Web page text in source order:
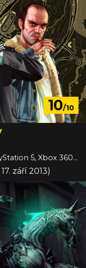
10/10
PC, PlayStation 3, PlayStation 4, PlayStation 5, Xbox 360, Xbox One, Xbox Series
září 2013)